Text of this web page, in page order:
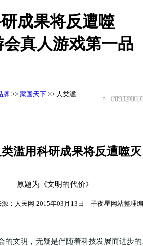
成果将反遭噬
真人游戏第一品
牌>> 家国天下>> 人类滥
类滥用科研成果将反遭噬灭
原题为《文明的代价》
：人民网 2015年03月13日 子夜星网站整理
文明，无疑是伴随着科技发展而进步的